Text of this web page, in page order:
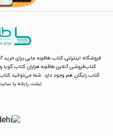
فروشگاه اینترنتی کتاب طاقچه جایی برای خرید
کتاب‌فروشی آنلاین طاقچه هزاران کتاب
کتاب رایگان هم وجود دارد. شما می‌توانید
تبلت، رایانه یا